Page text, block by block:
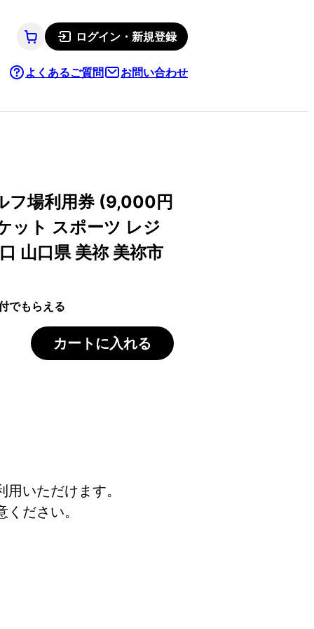
ログイン・新規登録
よくあるご質問 お問い合わせ
フ場利用券 (9,000円
ット スポーツ レジ
山口県 美祢 美祢市
でもらえる
カートに入れる
いただけます。
ださい。